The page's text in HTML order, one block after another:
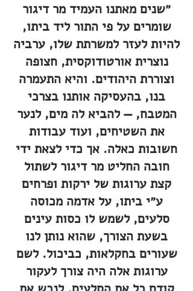
״שנים מאתנו העמיד מר דיגור
שומרים על פי התור ליד ביתו,
להיות לעזר למשרתת שלו, ערביה
נוצרית אורטודוקסית, חצופה
וצוררת היהודים. והיא התעמרה
בנו, בהעסיקה אותנו בצרכי
המטבח, — להביא לה מים, לנער
את השטיחים, ועוד עבודות
חשובות כאלה. אך כדי לצאת ידי
חובה החליט מר דיגור לשתול
קצת ערוגות של ירקות ופרחים
ע״י ביתו, על אדמה מכוסה
סלעים, לשמש לו כסות עינים
בשעת הצורך, שהוא נותן לנו
שעורים בחקלאות, כביכול. לשם
ערוגות אלה היה צורך לעקור